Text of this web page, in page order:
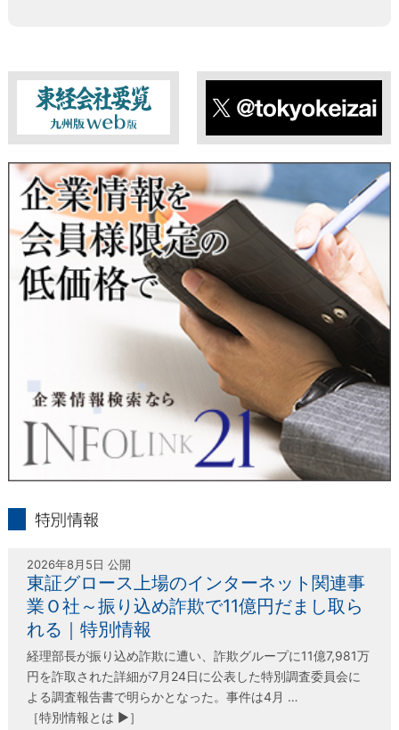
■ 個人情報提供の任意性及び留意点
個人情報のご提供は任意ですが、必要な個人情報をご提供いた
だけなかった場合は、上記利用目的を達成できない場合があり
ますのでご了承ください。
当社は、本人が自己の個人情報について、通知・開示・訂正・
追加・削除・利用停止・提供停止の希望がございましたら、本
人または代理人の請求応じて、個人データの通知・開示・訂
正・追加・削除・利用停止・提供停止の請求に応じます。
受付方法は、本人確認資料（運転免許証、パスポート何れかの
コピー）、「個人情報取扱申請書」「委任状」（代理人による
申請の場合のみ必要となります）を当社宛にお送り下さい。
＜個人情報保護に関するお問合せ・相談窓口＞
〒802-0004 北九州市小倉北区鍛冶町2丁目5-11（第一東経ビ
フリーダイヤル 0120-55-9986
受付時間 平日9：00～17：00
東経会社要覧web版 X
2026年8月5日 公開
東証グロース上場のインターネット関連事
業Ｏ社～振り込め詐欺で11億円だまし取ら
れる｜特別情報
経理部長が振り込め詐欺に遭い、詐欺グループに11億7,981万
円を詐取された詳細が7月24日に公表した特別調査委員会に
よる調査報告書で明らかとなった。事件は4月 …
［特別情報とは ▶］